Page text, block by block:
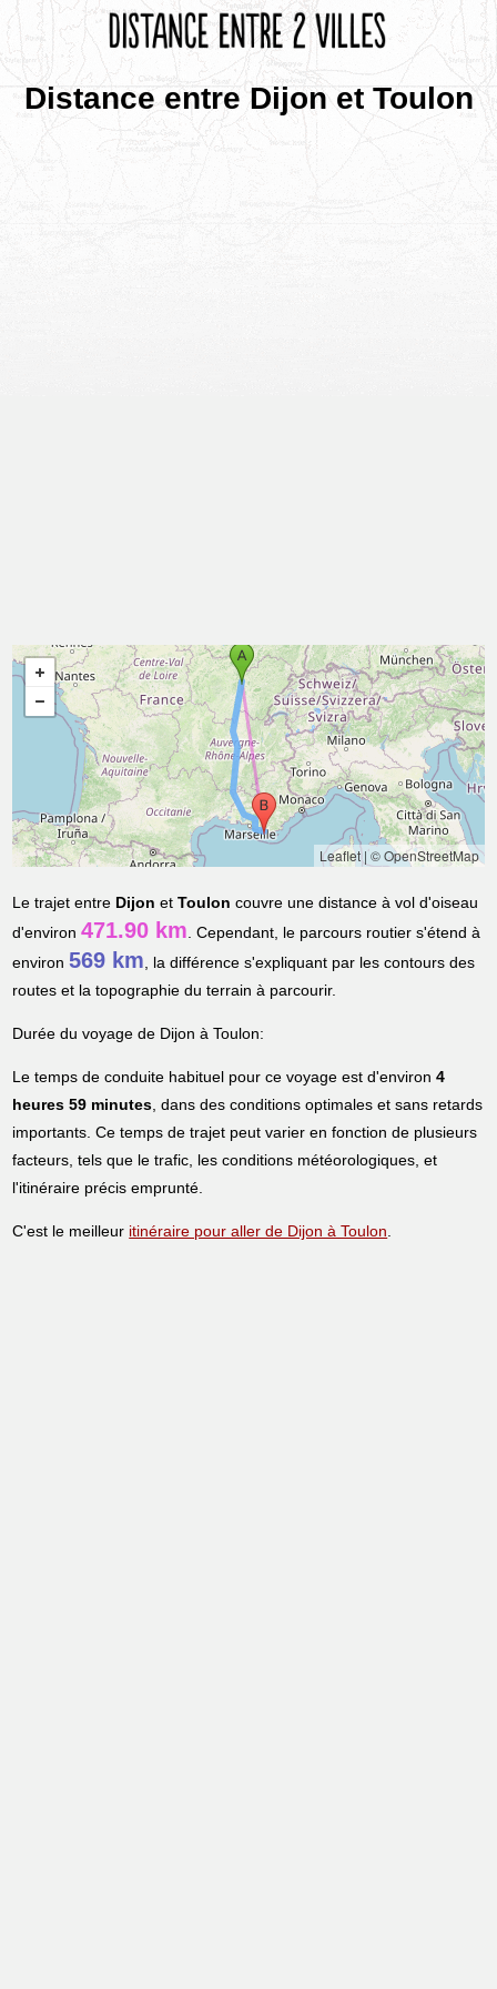
Distance entre Dijon et Toulon
Leaflet|© OpenStreetMap
Le trajet entre Dijon etToulon couvre une distance à vol d'oiseau
d'environ471.90 km. Cependant, le parcours routier s'étend à
environ569 km, la différence s'expliquant par les contours des
routes et la topographie du terrain à parcourir.
Durée du voyage de Dijon à Toulon:
Le temps de conduite habituel pour ce voyage est d'environ4
heures 59 minutes, dans des conditions optimales et sans retards
importants. Ce temps de trajet peut varier en fonction de plusieurs
facteurs, tels que le trafic, les conditions météorologiques, et
l'itinéraire précis emprunté.
C'est le meilleur itinéraire pour aller de Dijon à Toulon.